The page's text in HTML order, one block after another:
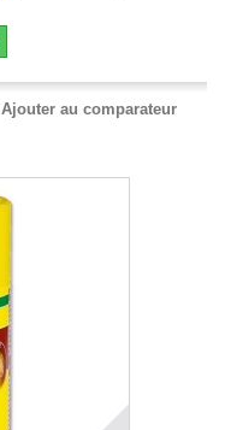
Ajouter au comparateur